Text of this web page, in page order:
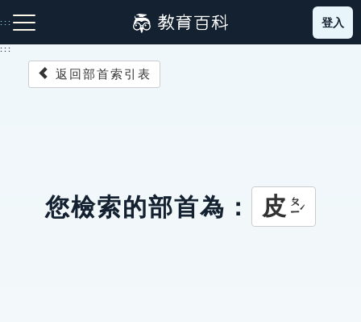
到
主
::: 登入
:::
返回部首索引表
您檢索的部首為： 皮 ㄆㄧˊ